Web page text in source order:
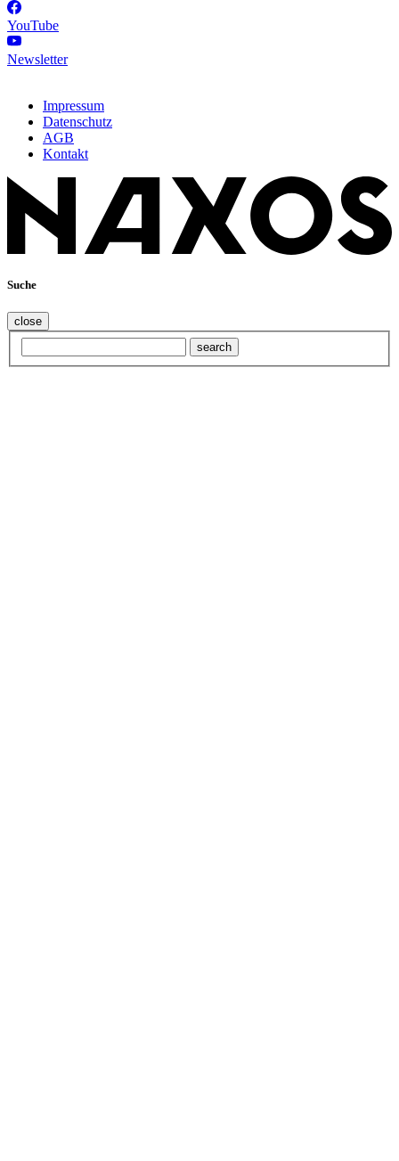
YouTube
Newsletter
Impressum
Datenschutz
AGB
Kontakt
Suche
close
search